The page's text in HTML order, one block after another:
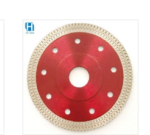
Corte Mármore Ladrilho
Granito